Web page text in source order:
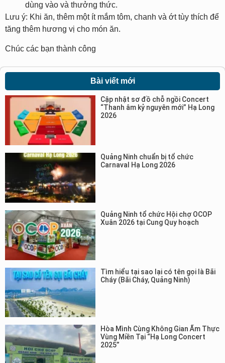
dùng vào và thưởng thức.
Lưu ý: Khi ăn, thêm một ít mắm tôm, chanh và ớt tùy thích để
tăng thêm hương vị cho món ăn.
Chúc các bạn thành công
Bài viết mới
Cập nhật sơ đồ chỗ ngồi Concert
“Thanh âm kỷ nguyên mới” Hạ Long
2026
Quảng Ninh chuẩn bị tổ chức
Carnaval Hạ Long 2026
Quảng Ninh tổ chức Hội chợ OCOP
Xuân 2026 tại Cung Quy hoạch
Tìm hiểu tại sao lại có tên gọi là Bãi
Cháy (Bãi Cháy, Quảng Ninh)
Hòa Mình Cùng Không Gian Ẩm Thực
Vùng Miền Tại “Hạ Long Concert
2025”